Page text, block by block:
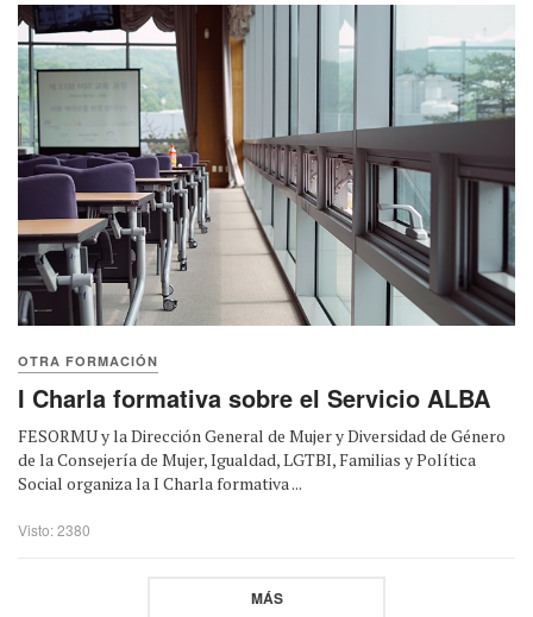
OTRA FORMACIÓN
I Charla formativa sobre el Servicio ALBA
FESORMU y la Dirección General de Mujer y Diversidad de Género
de la Consejería de Mujer, Igualdad, LGTBI, Familias y Política
Social organiza la I Charla formativa ...
Visto: 2380
MÁS